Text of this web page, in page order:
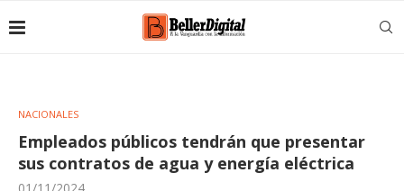
NACIONALES
Empleados públicos tendrán que presentar
sus contratos de agua y energía eléctrica